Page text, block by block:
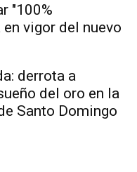
"100%
vigor del nuevo
derrota a
del oro en la
Santo Domingo